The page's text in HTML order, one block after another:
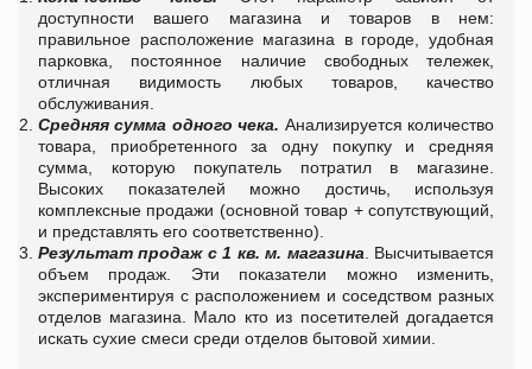
доступности вашего магазина и товаров в нем:
правильное расположение магазина в городе, удобная
парковка, постоянное наличие свободных тележек,
отличная видимость любых товаров, качество
обслуживания.
Средняя сумма одного чека. Анализируется количество
товара, приобретенного за одну покупку и средняя
сумма, которую покупатель потратил в магазине.
Высоких показателей можно достичь, используя
комплексные продажи (основной товар + сопутствующий,
и представлять его соответственно).
Результат продаж с 1 кв. м. магазина . Высчитывается
объем продаж. Эти показатели можно изменить,
экспериментируя с расположением и соседством разных
отделов магазина. Мало кто из посетителей догадается
искать сухие смеси среди отделов бытовой химии.